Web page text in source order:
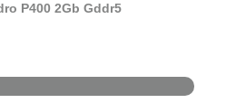
P400 2Gb Gddr5